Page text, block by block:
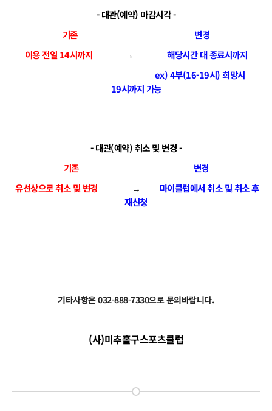
- 대관(예약) 마감시각 -
기존
변경
이용 전일 14시까지 →
해당시간 대 종료시까지
ex) 4부(16-19시) 희망시
19시까지 가능
- 대관(예약) 취소 및 변경 -
기존
변경
유선상으로 취소 및 변경
→
마이클럽에서 취소 및 취소 후
재신청
기타사항은 032-888-7330으로 문의바랍니다.
(사)미추홀구스포츠클럽